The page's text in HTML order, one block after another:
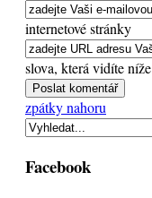
internetové stránky
slova, která vidíte níže
zpátky nahoru
Facebook